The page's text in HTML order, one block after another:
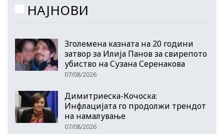
НАЈНОВИ
Зголемена казната на 20 години
затвор за Илија Панов за свирепото
убиство на Сузана Серенакова
07/08/2026
Димитриеска-Кочоска:
Инфлацијата го продолжи трендот
на намалување
07/08/2026